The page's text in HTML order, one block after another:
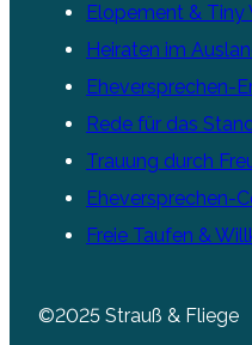
Elopement & Tiny
Heiraten im
Eheversprechen-
Rede für das
Trauung durch
Eheversprechen-
Freie Taufen &
©2025 Strauß & Fliege